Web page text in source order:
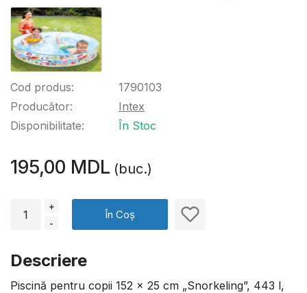
Cod produs:
Producător:
Disponibilitate:
1790103
Intex
În Stoc
195,00 MDL (buc.)
+
-
În Coș
Descriere
Piscină pentru copii 152 x 25 cm „Snorkeling”, 443 l,